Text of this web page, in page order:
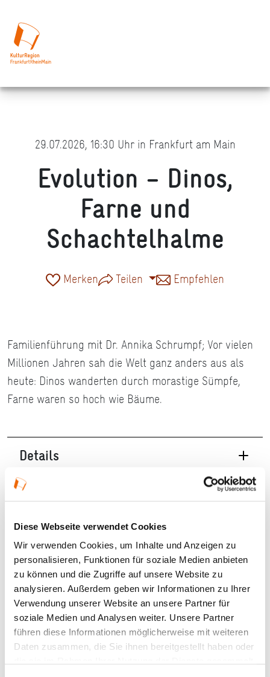
Diese Webseite verwendet Cookies
Wir verwenden Cookies, um Inhalte und Anzeigen zu
personalisieren, Funktionen für soziale Medien anbieten
zu können und die Zugriffe auf unsere Website zu
analysieren. Außerdem geben wir Informationen zu Ihrer
Verwendung unserer Website an unsere Partner für
soziale Medien und Analysen weiter. Unsere Partner
führen diese Informationen möglicherweise mit weiteren
Daten zusammen, die Sie ihnen bereitgestellt haben oder
29.07.2026, 16:30 Uhr in Frankfurt am Main
Evolution – Dinos,
Farne und
Schachtelhalme
Merken Teilen Empfehlen
Familienführung mit Dr. Annika Schrumpf; Vor vielen
Millionen Jahren sah die Welt ganz anders aus als
heute: Dinos wanderten durch morastige Sümpfe,
Farne waren so hoch wie Bäume.
Details
29.07.2026, 16:30 Uhr in Frankfurt am Main
Veranstaltungstyp:
Führung
Kosten und Anmeldung
Ort und Anfahrt
Veranstaltet von